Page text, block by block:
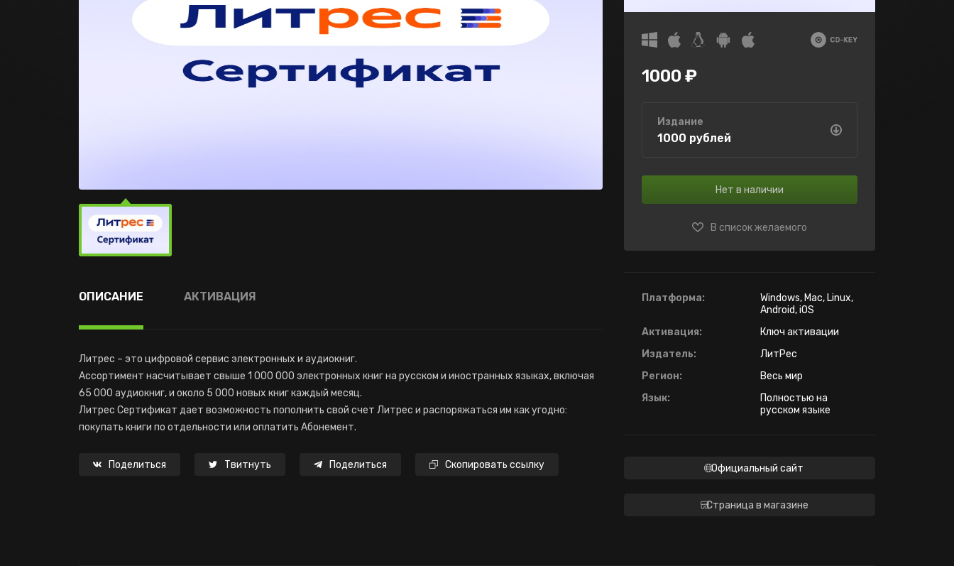
ОПИСАНИЕ АКТИВАЦИЯ
Литрес – это цифровой сервис электронных и аудиокниг.
Ассортимент насчитывает свыше 1 000 000 электронных книг на русском и иностранных языках, включая
65 000 аудиокниг, и около 5 000 новых книг каждый месяц.
Литрес Сертификат дает возможность пополнить свой счет Литрес и распоряжаться им как угодно:
покупать книги по отдельности или оплатить Абонемент.
Поделиться Твитнуть Поделиться Скопировать ссылку
1000 ₽
Издание
1000 рублей
Нет в наличии
В список желаемого
Платформа:
Windows, Mac, Linux,
Android, iOS
Активация:
Ключ активации
Издатель:
ЛитРес
Регион:
Весь мир
Язык:
Полностью на
русском языке
Официальный сайт
Страница в магазине